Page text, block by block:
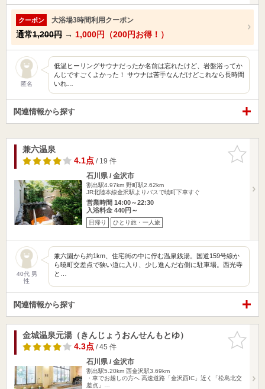
クーポン 大浴場3時間利用クーポン
通常1,200円 → 1,000円（200円お得！）
匿名
低温ヒーリングサウナだったか名前は忘れたけど、岩盤浴ってか
んじですごくよかった！ サウナは苦手なんだけどこれなら長時間
いれ…
関連情報から探す
お気に入
りに追加
兼六温泉
4.1点/ 19 件
石川県 / 金沢市
割出駅4.97km 野町駅2.62km
JR北陸本線金沢駅よりバスで暁町下車すぐ
営業時間 14:00～22:30
入浴料金 440円～
日帰り ひとり旅・一人旅
40代 男
性
兼六園から約1km、住宅街の中に佇む温泉銭湯。国道159号線か
ら暁町交差点で狭い道に入り、少し進んだ右側に駐車場。西光寺
と…
関連情報から探す
お気に入
りに追加
金城温泉元湯（きんじょうおんせんもとゆ）
4.3点/ 45 件
石川県 / 金沢市
割出駅5.20km 西金沢駅3.69km
・車でお越しの方へ 高速道路「金沢西IC」近く「松島北交
差点」…